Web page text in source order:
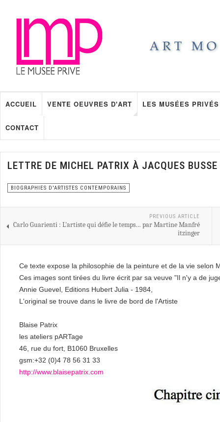
ACCUEIL VENTE OEUVRES D'ART LES MUSÉES PRIVÉS
CONTACT
LETTRE DE MICHEL PATRIX À JACQUES
BIOGRAPHIES D'ARTISTES CONTEMPORAINS
PREVIOUS ARTICLE
Carlo Guarienti : L'artiste qui défie le temps… par Martine Manfré
itzinger
Ce texte expose la philosophie de la peinture et de la vie selon
Ces images sont tirées du livre écrit par sa veuve "Il n'y a de
Annie Guevel, Editions Hubert Julia - 1984,
L'original se trouve dans le livre de bord de l'Artiste
Blaise Patrix
les ateliers pARTage
46, rue du fort, B1060 Bruxelles
gsm:+32 (0)4 78 56 31 33
http://www.blaisepatrix.com